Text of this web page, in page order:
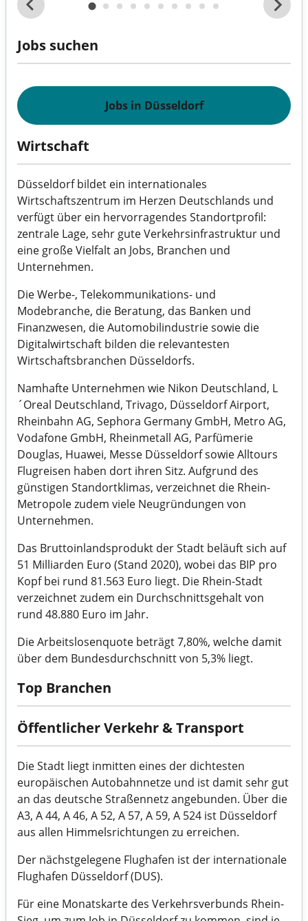
Jobs suchen
Jobs in Düsseldorf
Wirtschaft
Düsseldorf bildet ein internationales
Wirtschaftszentrum im Herzen Deutschlands und
verfügt über ein hervorragendes Standortprofil:
zentrale Lage, sehr gute Verkehrsinfrastruktur und
eine große Vielfalt an Jobs, Branchen und
Unternehmen.
Die Werbe-, Telekommunikations- und
Modebranche, die Beratung, das Banken und
Finanzwesen, die Automobilindustrie sowie die
Digitalwirtschaft bilden die relevantesten
Wirtschaftsbranchen Düsseldorfs.
Namhafte Unternehmen wie Nikon Deutschland, L
´Oreal Deutschland, Trivago, Düsseldorf Airport,
Rheinbahn AG, Sephora Germany GmbH, Metro AG,
Vodafone GmbH, Rheinmetall AG, Parfümerie
Douglas, Huawei, Messe Düsseldorf sowie Alltours
Flugreisen haben dort ihren Sitz. Aufgrund des
günstigen Standortklimas, verzeichnet die Rhein-
Metropole zudem viele Neugründungen von
Unternehmen.
Das Bruttoinlandsprodukt der Stadt beläuft sich auf
51 Milliarden Euro (Stand 2020), wobei das BIP pro
Kopf bei rund 81.563 Euro liegt. Die Rhein-Stadt
verzeichnet zudem ein Durchschnittsgehalt von
rund 48.880 Euro im Jahr.
Die Arbeitslosenquote beträgt 7,80%, welche damit
über dem Bundesdurchschnitt von 5,3% liegt.
Top Branchen
Öffentlicher Verkehr & Transport
Die Stadt liegt inmitten eines der dichtesten
europäischen Autobahnnetze und ist damit sehr gut
an das deutsche Straßennetz angebunden. Über die
A3, A 44, A 46, A 52, A 57, A 59, A 524 ist Düsseldorf
aus allen Himmelsrichtungen zu erreichen.
Der nächstgelegene Flughafen ist der internationale
Flughafen Düsseldorf (DUS).
Für eine Monatskarte des Verkehrsverbunds Rhein-